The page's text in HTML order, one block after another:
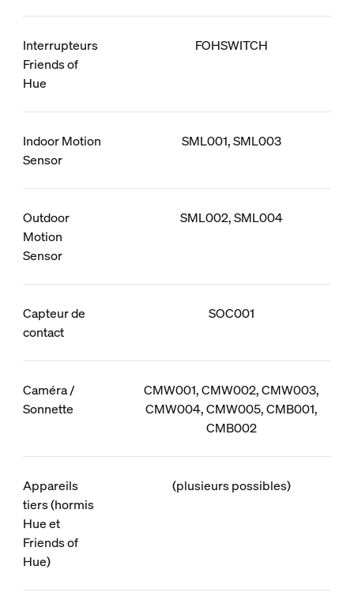
Interrupteurs
Friends of
Hue
FOHSWITCH
Indoor Motion
Sensor
SML001, SML003
Outdoor
Motion
Sensor
SML002, SML004
Capteur de
contact
SOC001
Caméra /
Sonnette
CMW001, CMW002, CMW003,
CMW004, CMW005, CMB001,
CMB002
Appareils
tiers (hormis
Hue et
Friends of
Hue)
(plusieurs possibles)